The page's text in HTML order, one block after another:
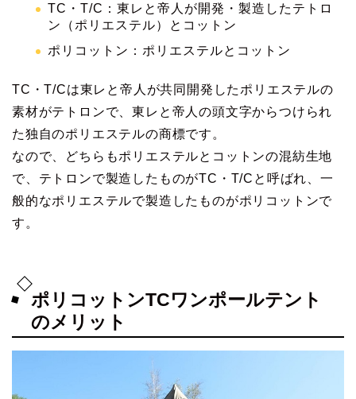
TC・T/C：東レと帝人が開発・製造したテトロ
ン（ポリエステル）とコットン
ポリコットン：ポリエステルとコットン
TC・T/Cは東レと帝人が共同開発したポリエステルの
素材がテトロンで、東レと帝人の頭文字からつけられ
た独自のポリエステルの商標です。
なので、どちらもポリエステルとコットンの混紡生地
で、テトロンで製造したものがTC・T/Cと呼ばれ、一
般的なポリエステルで製造したものがポリコットンで
す。
ポリコットンTCワンポールテント
のメリット